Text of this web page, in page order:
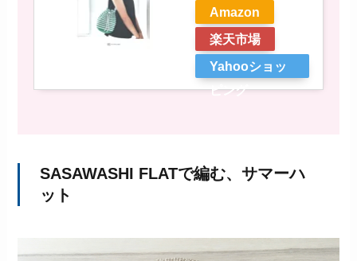
Amazon
楽天市場
Yahooショッ
ピング
SASAWASHI FLATで編む、サマーハ
ット